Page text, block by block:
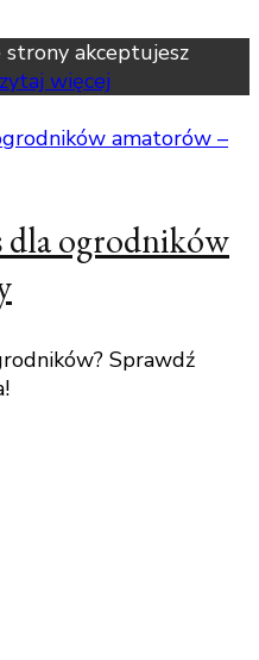
akceptujesz
więcej
dla ogrodników
Sprawdź